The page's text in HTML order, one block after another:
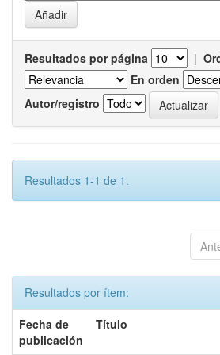
Resultados por página |
En orden
Autor/registro
Resultados 1-1 de 1.
Resultados por ítem:
Fecha de
publicación
Título